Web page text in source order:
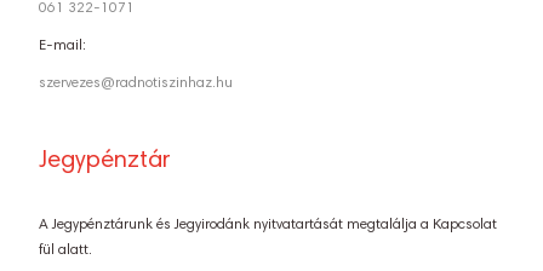
061 322-1071
E-mail:
szervezes@radnotiszinhaz.hu
Jegypénztár
A Jegypénztárunk és Jegyirodánk nyitvatartását megtalálja a Kapcsolat
fül alatt.